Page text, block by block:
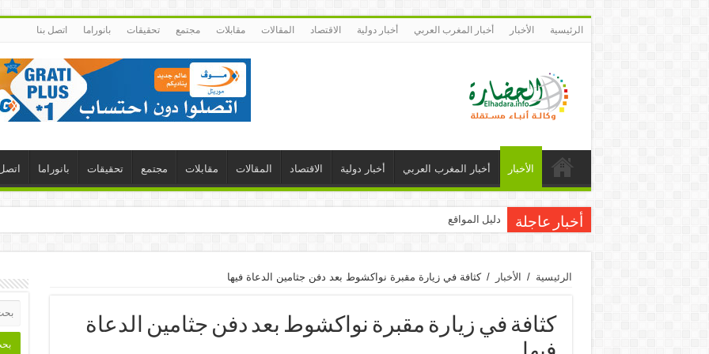
الرئيسية الأخبار أخبار المغرب العربي أخبار دولية الاقتصاد المقالات مقابلات مجتمع تحقيقات بانوراما اتصل بنا
الأخبار أخبار المغرب العربي أخبار دولية الاقتصاد المقالات مقابلات مجتمع تحقيقات بانوراما
أخبار عاجلة دليل المواقع
الرئيسية / الأخبار / كثافة في زيارة مقبرة نواكشوط بعد دفن جثامين الدعاة فيها
كثافة في زيارة مقبرة نواكشوط بعد دفن جثامين الدعاة